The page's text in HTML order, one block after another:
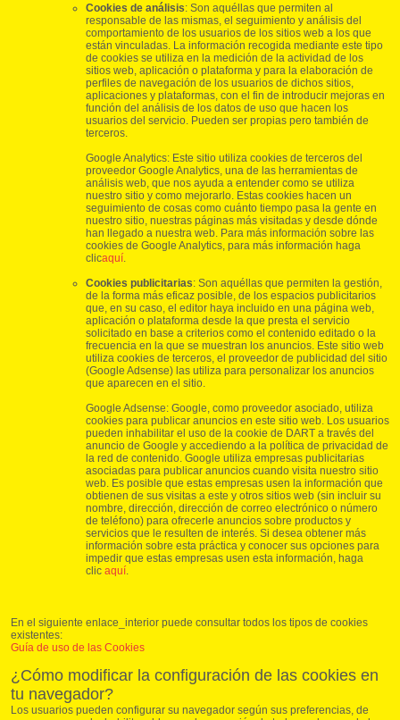
Cookies de análisis: Son aquéllas que permiten al
responsable de las mismas, el seguimiento y análisis del
comportamiento de los usuarios de los sitios web a los que
están vinculadas. La información recogida mediante este tipo
de cookies se utiliza en la medición de la actividad de los
sitios web, aplicación o plataforma y para la elaboración de
perfiles de navegación de los usuarios de dichos sitios,
aplicaciones y plataformas, con el fin de introducir mejoras en
función del análisis de los datos de uso que hacen los
usuarios del servicio. Pueden ser propias pero también de
terceros.
Google Analytics: Este sitio utiliza cookies de terceros del
proveedor Google Analytics, una de las herramientas de
análisis web, que nos ayuda a entender como se utiliza
nuestro sitio y como mejorarlo. Estas cookies hacen un
seguimiento de cosas como cuánto tiempo pasa la gente en
nuestro sitio, nuestras páginas más visitadas y desde dónde
han llegado a nuestra web. Para más información sobre las
cookies de Google Analytics, para más información haga
clicaquí
Cookies publicitarias: Son aquéllas que permiten la gestión,
de la forma más eficaz posible, de los espacios publicitarios
que, en su caso, el editor haya incluido en una página web,
aplicación o plataforma desde la que presta el servicio
solicitado en base a criterios como el contenido editado o la
frecuencia en la que se muestran los anuncios. Este sitio web
utiliza cookies de terceros, el proveedor de publicidad del sitio
(Google Adsense) las utiliza para personalizar los anuncios
que aparecen en el sitio.
Google Adsense: Google, como proveedor asociado, utiliza
cookies para publicar anuncios en este sitio web. Los usuarios
pueden inhabilitar el uso de la cookie de DART a través del
anuncio de Google y accediendo a la política de privacidad de
la red de contenido. Google utiliza empresas publicitarias
asociadas para publicar anuncios cuando visita nuestro sitio
web. Es posible que estas empresas usen la información que
obtienen de sus visitas a este y otros sitios web (sin incluir su
nombre, dirección, dirección de correo electrónico o número
de teléfono) para ofrecerle anuncios sobre productos y
servicios que le resulten de interés. Si desea obtener más
información sobre esta práctica y conocer sus opciones para
impedir que estas empresas usen esta información, haga
clic aquí
En el siguiente enlace_interior puede consultar todos los tipos de cookies
existentes:
Guía de uso de las Cookies
¿Cómo modificar la configuración de las cookies en
tu navegador?
Los usuarios pueden configurar su navegador según sus preferencias, de